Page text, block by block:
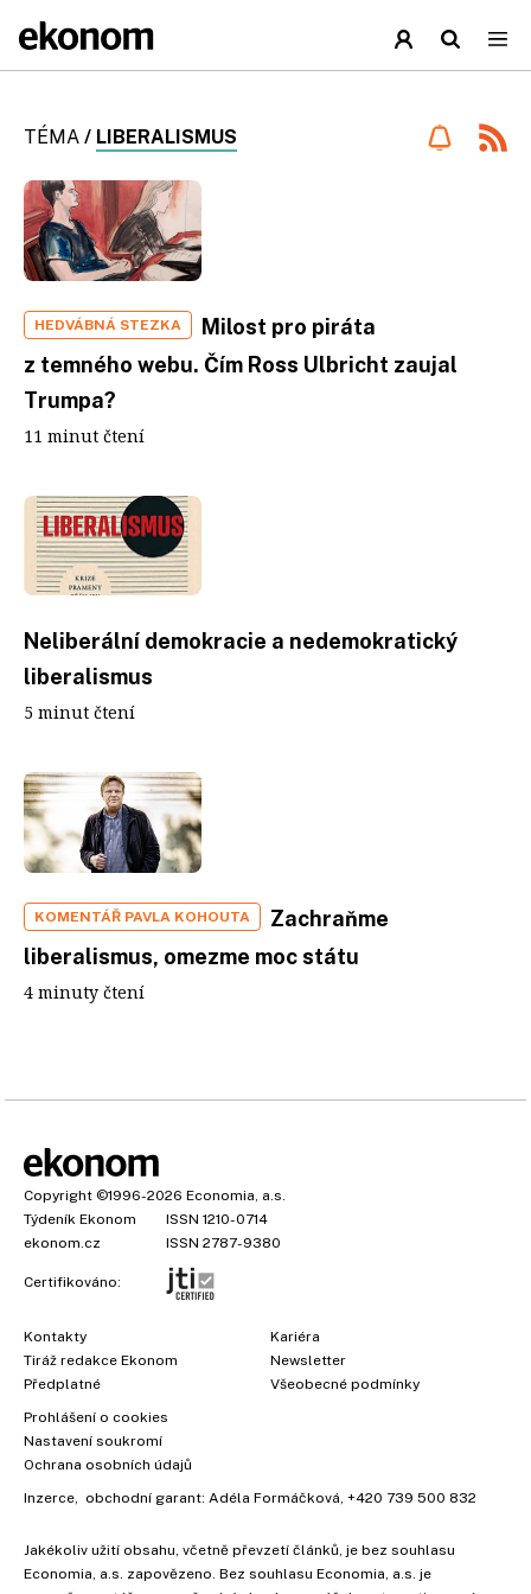
TÉMA / LIBERALISMUS
HEDVÁBNÁ STEZKA
Milost pro piráta
z temného webu. Čím Ross Ulbricht zaujal
Trumpa?
11 minut čtení
Neliberální demokracie a nedemokratický
liberalismus
5 minut čtení
KOMENTÁŘ PAVLA KOHOUTA
Zachraňme
liberalismus, omezme moc státu
4 minuty čtení
Copyright ©1996-2026 Economia, a.s.
Týdeník Ekonom
ISSN 1210-0714
ekonom.cz
ISSN 2787-9380
Certifikováno:
Kontakty
Tiráž redakce Ekonom
Předplatné
Kariéra
Newsletter
Všeobecné podmínky
Prohlášení o cookies
Nastavení soukromí
Ochrana osobních údajů
Inzerce , obchodní garant: Adéla Formáčková +420 739 500 832
Jakékoliv užití obsahu, včetně převzetí článků, je bez souhlasu
Economia, a.s. zapovězeno. Bez souhlasu Economia, a.s. je